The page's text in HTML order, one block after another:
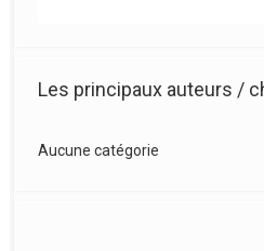
Les principaux auteurs /
Aucune catégorie